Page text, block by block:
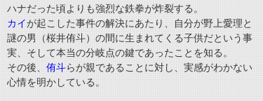
ハナだった頃よりも強烈な鉄拳が炸裂する。
カイが起こした事件の解決にあたり、自分が野上愛理と
謎の男（桜井侑斗）の間に生まれてくる子供だという事
実、そして本当の分岐点の鍵であったことを知る。
その後、 侑斗らが親であることに対し、実感がわかない
心情を明かしている。